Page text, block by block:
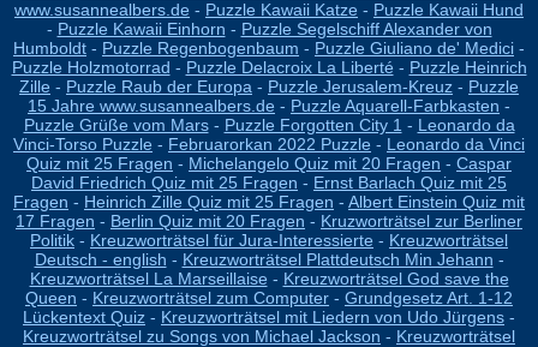
www.susannealbers.de - Puzzle Kawaii Katze - Puzzle Kawaii Hund
- Puzzle Kawaii Einhorn - Puzzle Segelschiff Alexander von
Humboldt - Puzzle Regenbogenbaum - Puzzle Giuliano de' Medici -
Puzzle Holzmotorrad - Puzzle Delacroix La Liberté - Puzzle Heinrich
Zille - Puzzle Raub der Europa - Puzzle Jerusalem-Kreuz - Puzzle
15 Jahre www.susannealbers.de - Puzzle Aquarell-Farbkasten -
Puzzle Grüße vom Mars- Puzzle Forgotten City 1 - Leonardo da
Vinci-Torso Puzzle - Februarorkan 2022 Puzzle - Leonardo da Vinci
Quiz mit 25 Fragen - Michelangelo Quiz mit 20 Fragen - Caspar
David Friedrich Quiz mit 25 Fragen - Ernst Barlach Quiz mit 25
Fragen - Heinrich Zille Quiz mit 25 Fragen - Albert Einstein Quiz mit
17 Fragen - Berlin Quiz mit 20 Fragen - Kruzworträtsel zur Berliner
Politik - Kreuzworträtsel für Jura-Interessierte - Kreuzworträtsel
Deutsch - english - Kreuzworträtsel Plattdeutsch Min Jehann -
Kreuzworträtsel La Marseillaise - Kreuzworträtsel God save the
Queen - Kreuzworträtsel zum Computer - Grundgesetz Art. 1-12
Lückentext Quiz - Kreuzworträtsel mit Liedern von Udo Jürgens -
Kreuzworträtsel zu Songs von Michael Jackson - Kreuzworträtsel